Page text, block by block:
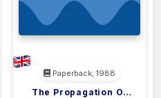
Paperback, 1988
The Propagation Of